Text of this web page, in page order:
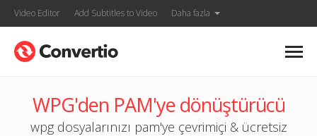
Video Editor Add Subtitles to Video Daha fazla
WPG'den PAM'ye dönüştürücü
wpg dosyalarınızı pam'ye çevrimiçi & ücretsiz